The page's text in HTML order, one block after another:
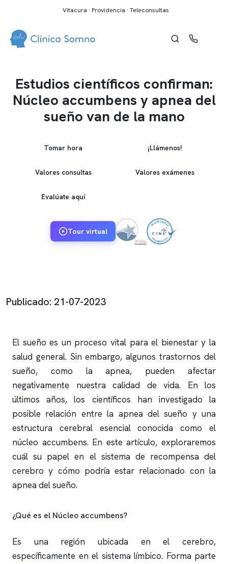
Vitacura · Providencia · Teleconsultas
Estudios científicos confirman:
Núcleo accumbens y apnea del
sueño van de la mano
Tomar hora ¡Llámenos!
Valores consultas Valores exámenes
Evalúate aquí
Tour virtual
Publicado: 21-07-2023
El sueño es un proceso vital para el bienestar y la
salud general. Sin embargo, algunos trastornos del
sueño, como laapnea, pueden afectar
negativamente nuestra calidad de vida. En los
últimos años, los científicos han investigado la
posible relación entre la apnea del sueño y una
estructura cerebral esencial conocida como el
núcleo accumbens. En este artículo, exploraremos
cuál su papel en el sistema de recompensa del
cerebro y cómo podría estar relacionado con la
apnea del sueño.
¿Qué es el Núcleo accumbens?
Es una región ubicada en el cerebro,
específicamente en el sistema límbico. Forma parte